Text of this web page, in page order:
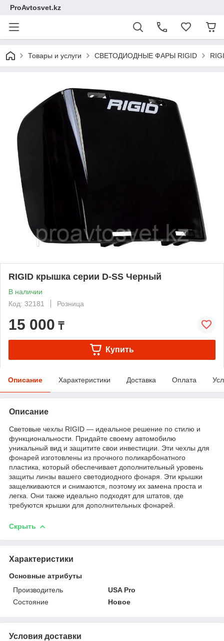
ProAvtosvet.kz
Товары и услуги СВЕТОДИОДНЫЕ ФАРЫ RIGID
RIGID крышка серии D-SS Черный
В наличии
Код: 32181
Розница
15 000 ₸
Купить
Описание Характеристики Доставка Оплата
Описание
Световые чехлы RIGID — идеальное решение по стилю и
функциональности. Придайте своему автомобилю
уникальный вид и защитите свои инвестиции. Эти чехлы для
фонарей изготовлены из прочного поликарбонатного
пластика, который обеспечивает дополнительный уровень
защиты линзы вашего светодиодного фонаря. Эти крышки
защелкиваются и снимаются, поэтому их замена проста и
легка. Они также идеально подходят для штатов, где
требуются крышки для дополнительных фонарей.
Скрыть
Характеристики
Основные атрибуты
Производитель
USA Pro
Состояние
Новое
Условия доставки